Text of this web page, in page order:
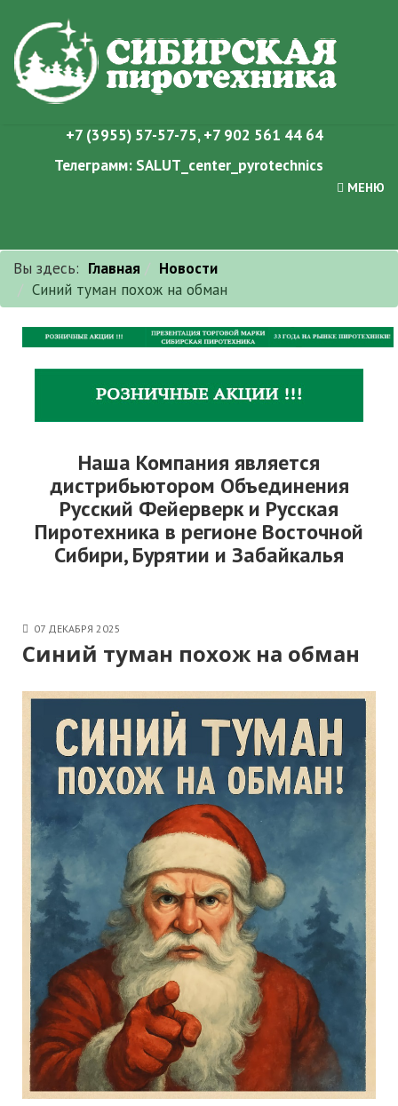
МЕНЮ
+7 (3955) 57-57-75,+7 902 561 44 64
Телеграмм: SALUT_center_pyrotechnics
Вы здесь: Главная
Новости
Синий туман похож на обман
Наша Компания является
дистрибьютором Объединения
Русский Фейерверк и Русская
Пиротехника в регионе Восточной
Сибири, Бурятии и Забайкалья
07 ДЕКАБРЯ 2025
Синий туман похож на обман